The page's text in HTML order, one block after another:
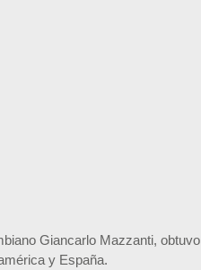
Giancarlo Mazzanti,
y España.